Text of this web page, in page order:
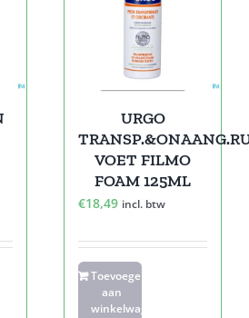
URGO
VOET FILMO
FOAM 125ML
€18,49 incl. btw
Toevoegen
aan
winkelwagen